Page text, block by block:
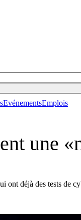
EvénementsEmplois
une
ont déjà des tests de